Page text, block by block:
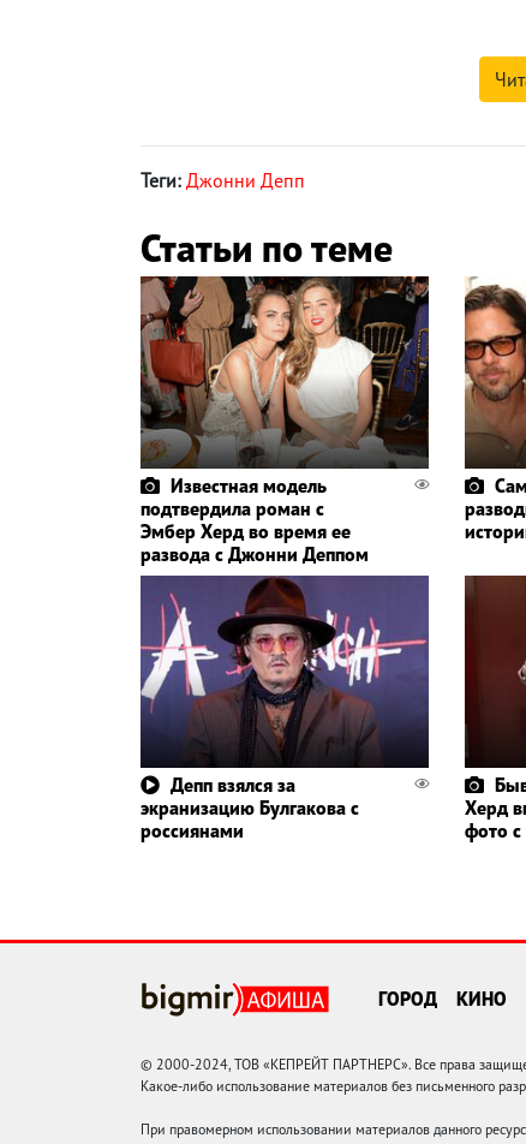
Теги: Джонни Депп
Статьи по теме
Известная модель
подтвердила роман с
Эмбер Херд во время ее
развода с Джонни Деппом
Депп взялся за
экранизацию Булгакова с
россиянами
Херд
фото с
ГОРОД КИНО
© 2000-2024, ТОВ «КЕПРЕЙТ ПАРТНЕРС». Все права
Какое-либо использование материалов без письменного
При правомерном использовании материалов данного